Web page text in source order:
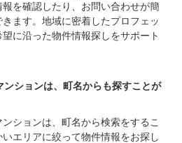
を確認したり、お問い合わせが簡
ます。地域に密着したプロフェッ
に沿った物件情報探しをサポート
ションは、町名からも探すことが
ションは、町名から検索をするこ
エリアに絞って物件情報をお探し